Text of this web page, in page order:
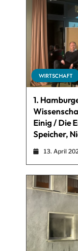
WIRTSCHAFT
1.
Einig / Die
Speicher,
13. April